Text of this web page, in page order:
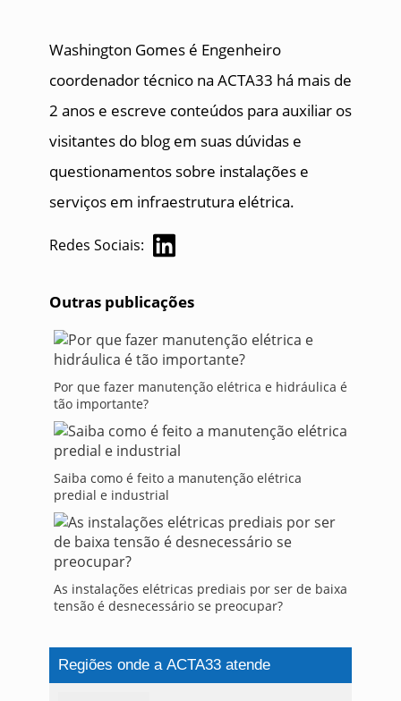
Washington Gomes é Engenheiro
coordenador técnico na ACTA33 há mais de
2 anos e escreve conteúdos para auxiliar os
visitantes do blog em suas dúvidas e
questionamentos sobre instalações e
serviços em infraestrutura elétrica.
Redes Sociais:
Outras publicações
Por que fazer manutenção elétrica e hidráulica é
tão importante?
Saiba como é feito a manutenção elétrica
predial e industrial
As instalações elétricas prediais por ser de baixa
tensão é desnecessário se preocupar?
Regiões onde a ACTA33 atende